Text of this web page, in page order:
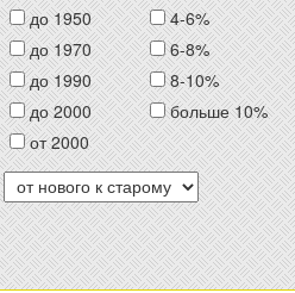
до 1950
до 1970
до 1990
до 2000
от 2000
4-6%
6-8%
8-10%
больше 10%